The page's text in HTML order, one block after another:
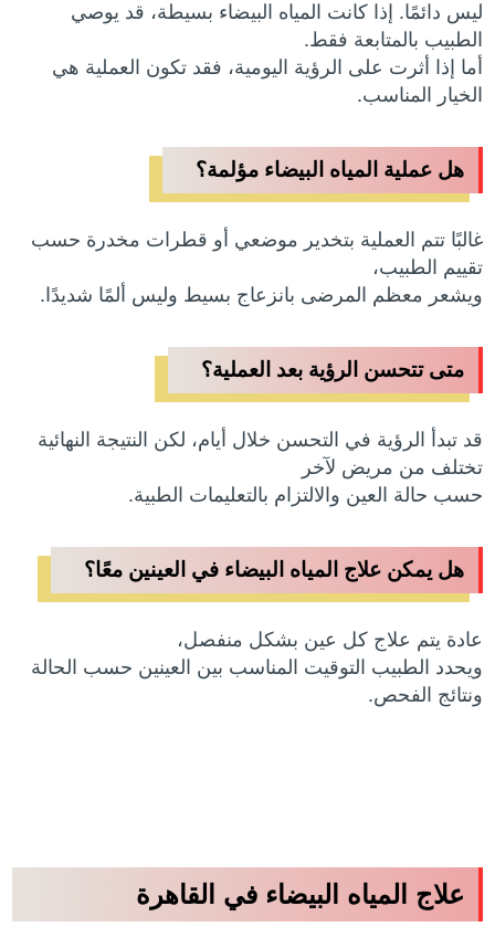
ليس دائمًا. إذا كانت المياه البيضاء بسيطة، قد يوصي
الطبيب بالمتابعة فقط.
أما إذا أثرت على الرؤية اليومية، فقد تكون العملية هي
الخيار المناسب.
هل عملية المياه البيضاء مؤلمة؟
غالبًا تتم العملية بتخدير موضعي أو قطرات مخدرة حسب
تقييم الطبيب،
ويشعر معظم المرضى بانزعاج بسيط وليس ألمًا شديدًا.
متى تتحسن الرؤية بعد العملية؟
قد تبدأ الرؤية في التحسن خلال أيام، لكن النتيجة النهائية
تختلف من مريض لآخر
حسب حالة العين والالتزام بالتعليمات الطبية.
هل يمكن علاج المياه البيضاء في العينين معًا؟
عادة يتم علاج كل عين بشكل منفصل،
ويحدد الطبيب التوقيت المناسب بين العينين حسب الحالة
ونتائج الفحص.
علاج المياه البيضاء في القاهرة